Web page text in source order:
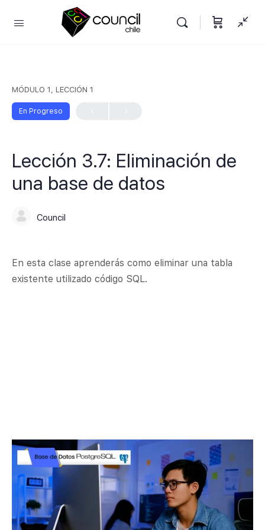
MÓDULO 1, LECCIÓN 1
En Progreso
Lección 3.7: Eliminación de
una base de datos
Council
En esta clase aprenderás como eliminar una tabla
existente utilizado código SQL.